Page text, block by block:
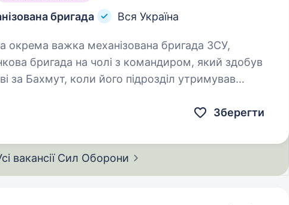
бригада Вся Україна
бригада на чолі з командиром, який здобув
за Бахмут, коли його підрозділ утримував
Зберегти
вакансії Сил Оборони